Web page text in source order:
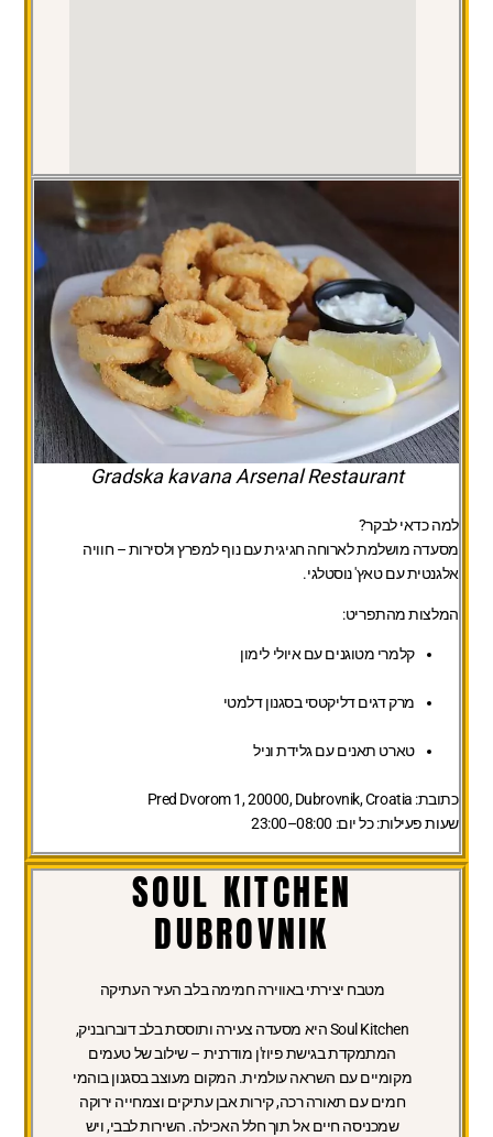
Gradska kavana Arsenal Restaurant
למה כדאי לבקר?
מסעדה מושלמת לארוחה חגיגית עם נוף למפרץ ולסירות – חוויה
אלגנטית עם טאץ' נוסטלגי.
המלצות מהתפריט:
קלמרי מטוגנים עם איולי לימון
מרק דגים דליקטסי בסגנון דלמטי
טארט תאנים עם גלידת וניל
כתובת:
שעות פעילות:כל יום: 08:00–23:00
SOUL KITCHEN
DUBROVNIK
מטבח יצירתי באווירה חמימה בלב העיר העתיקה
Soul Kitchen היא מסעדה צעירה ותוססת בלב דוברובניק,
המתמקדת בגישת פיוז'ן מודרנית – שילוב של טעמים
מקומיים עם השראה עולמית. המקום מעוצב בסגנון בוהמי
חמים עם תאורה רכה, קירות אבן עתיקים וצמחייה ירוקה
שמכניסה חיים אל תוך חלל האכילה. השירות לבבי, ויש